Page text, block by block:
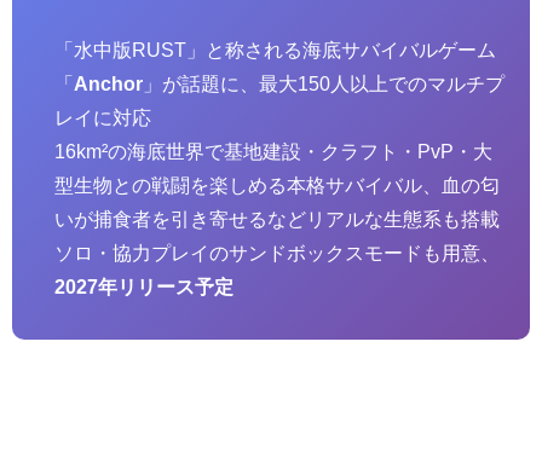
「水中版RUST」と称される海底サバイバルゲーム
「 Anchor 」が話題に、最大150人以上でのマルチプ
レイに対応
16km²の海底世界で基地建設・クラフト・PvP・大
型生物との戦闘を楽しめる本格サバイバル、血の匂
いが捕食者を引き寄せるなどリアルな生態系も搭載
ソロ・協力プレイのサンドボックスモードも用意、
2027年リリース予定